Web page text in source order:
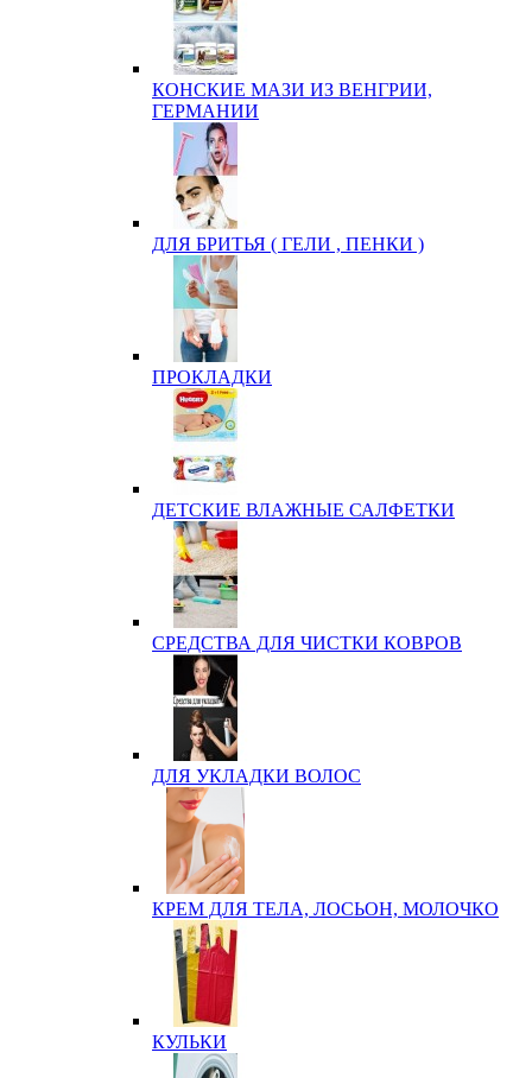
КОНСКИЕ МАЗИ ИЗ ВЕНГРИИ,
ГЕРМАНИИ
ДЛЯ БРИТЬЯ ( ГЕЛИ , ПЕНКИ )
ПРОКЛАДКИ
ДЕТСКИЕ ВЛАЖНЫЕ САЛФЕТКИ
СРЕДСТВА ДЛЯ ЧИСТКИ КОВРОВ
ДЛЯ УКЛАДКИ ВОЛОС
КРЕМ ДЛЯ ТЕЛА, ЛОСЬОН, МОЛОЧКО
КУЛЬКИ